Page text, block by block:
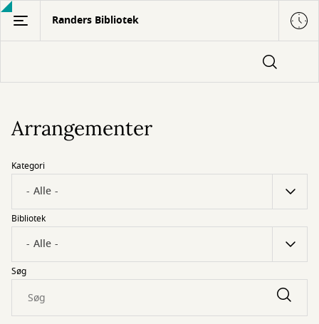
Gå
hovedindhold
Randers Bibliotek
Arrangementer
Kategori
Bibliotek
Søg